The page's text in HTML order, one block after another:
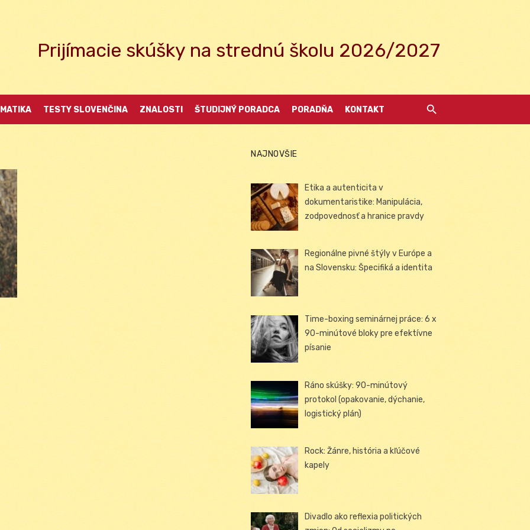
Prijímacie skúšky na strednú školu 2026/2027
TESTY SLOVENČINA ZNALOSTI ŠTUDIJNÝ PORADCA PORADŇA KONTAKT
NAJNOVŠIE
Etika a autenticita v
dokumentaristike: Manipulácia,
zodpovednosť a hranice pravdy
Regionálne pivné štýly v Európe a
na Slovensku: Špecifiká a identita
Time-boxing seminárnej práce: 6 x
90-minútové bloky pre efektívne
písanie
Ráno skúšky: 90-minútový
protokol (opakovanie, dýchanie,
logistický plán)
Rock: Žánre, história a kľúčové
kapely
Divadlo ako reflexia politických